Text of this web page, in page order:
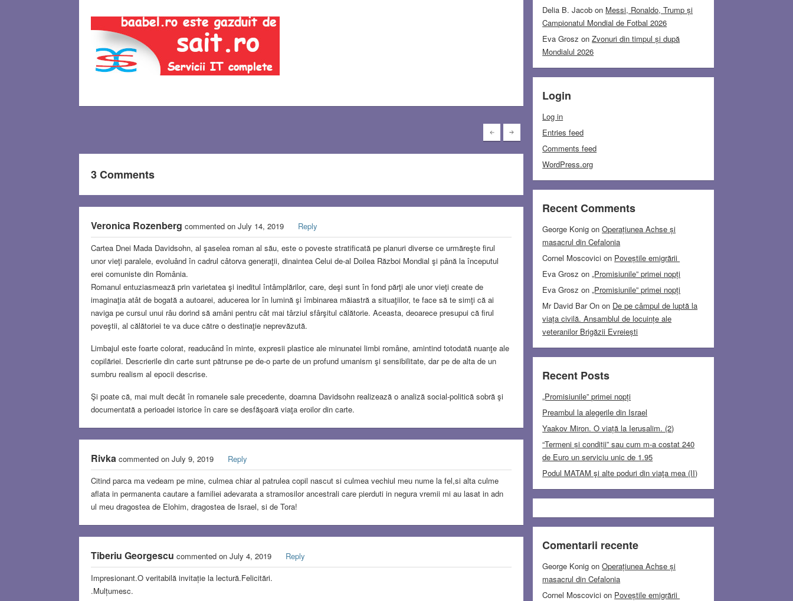
3 Comments
Veronica Rozenberg commented on July 14, 2019
Reply
Cartea Dnei Mada Davidsohn, al şaselea roman al său, este o poveste stratificată pe planuri diverse ce urmăreşte firul
unor vieţi paralele, evoluând în cadrul câtorva generaţii, dinaintea Celui de-al Doilea Război Mondial şi până la începutul
erei comuniste din România.
Romanul entuziasmează prin varietatea şi ineditul întâmplărilor, care, deşi sunt în fond părţi ale unor vieţi create de
imaginaţia atât de bogată a autoarei, aducerea lor în lumină şi îmbinarea măiastră a situaţiilor, te face să te simţi că ai
naviga pe cursul unui râu dorind să amâni pentru cât mai târziul sfârşitul călătorie. Aceasta, deoarece presupui că firul
poveştii, al călătoriei te va duce către o destinaţie neprevăzută.
Limbajul este foarte colorat, readucând în minte, expresii plastice ale minunatei limbi române, amintind totodată nuanţe ale
copilăriei. Descrierile din carte sunt pătrunse pe de-o parte de un profund umanism şi sensibilitate, dar pe de alta de un
sumbru realism al epocii descrise.
Şi poate că, mai mult decât în romanele sale precedente, doamna Davidsohn realizează o analiză social-politică sobră şi
documentată a perioadei istorice în care se desfăşoară viaţa eroilor din carte.
Rivka commented on July 9, 2019
Reply
Citind parca ma vedeam pe mine, culmea chiar al patrulea copil nascut si culmea vechiul meu nume la fel,si alta culme
aflata in permanenta cautare a familiei adevarata a stramosilor ancestrali care pierduti in negura vremii mi au lasat in adn
ul meu dragostea de Elohim, dragostea de Israel, si de Tora!
Tiberiu Georgescu commented on July 4, 2019
Reply
Impresionant.O veritabilă invitație la lectură.Felicitări.
.Mulțumesc.
Delia B. Jacob on Messi, Ronaldo, Trump și
Campionatul Mondial de Fotbal 2026
Eva Grosz onZvonuri din timpul și după
Mondialul 2026
Login
Log in
Entries feed
Comments feed
WordPress.org
Recent Comments
George Konig onOperațiunea Achse și
masacrul din Cefalonia
Cornel Moscovici on Poveștile emigrării
Eva Grosz on„Promisiunile” primei nopți
Eva Grosz on„Promisiunile” primei nopți
Mr David Bar On on De pe câmpul de luptă la
viața civilă. Ansamblul de locuințe ale
veteranilor Brigăzii Evreiești
Recent Posts
„Promisiunile” primei nopți
Preambul la alegerile din Israel
Yaakov Miron. O viață la Ierusalim. (2)
“Termeni și condiții” sau cum m-a costat 240
de Euro un serviciu unic de 1.95
Podul MATAM şi alte poduri din viaţa mea (II)
Comentarii recente
George Konig onOperațiunea Achse și
masacrul din Cefalonia
Cornel Moscovici on Poveștile emigrării